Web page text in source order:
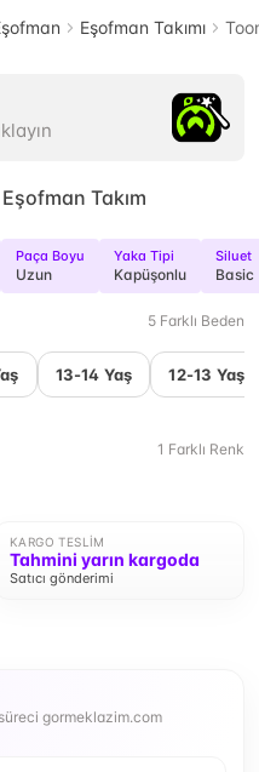
Eşofman Takımı
Takım
Paça Boyu
Uzun
Yaka Tipi
Kapüşonlu
Siluet
Basic
5 Farklı Beden
13-14 Yaş 12-13 Yaş
1 Farklı Renk
KARGO TESLIM
Tahmini yarın kargoda
Satıcı gönderimi
gormeklazim.com